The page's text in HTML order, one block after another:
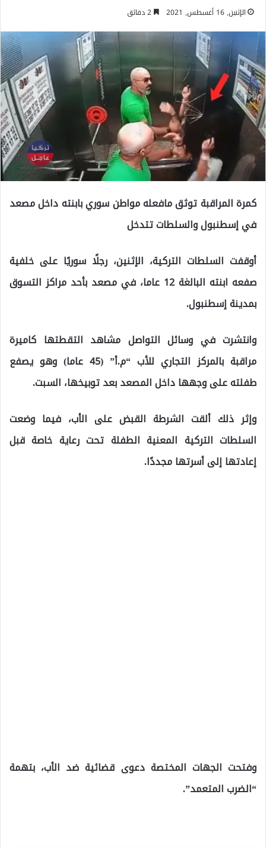
الإثنين, 16 أغسطس, 2021
كمرة المراقبة توثق مافعله مواطن سوري بابنته داخل مصعد
في إسطنبول والسلطات تتدخل
أوقفت السلطات التركية، الإثنين، رجلًا سوريًا على خلفية
صفعه ابنته البالغة 12 عاما، في مصعد بأحد مراكز التسوق
بمدينة إسطنبول.
وانتشرت في وسائل التواصل مشاهد التقطتها كاميرة
مراقبة بالمركز التجاري للأب “م.أ” (45 عاما) وهو يصفع
طفلته على وجهها داخل المصعد بعد توبيخها، السبت.
وإثر ذلك ألقت الشرطة القبض على الأب، فيما وضعت
السلطات التركية المعنية الطفلة تحت رعاية خاصة قبل
إعادتها إلى أسرتها مجددًا.
وفتحت الجهات المختصة دعوى قضائية ضد الأب، بتهمة
“الضرب المتعمد”.